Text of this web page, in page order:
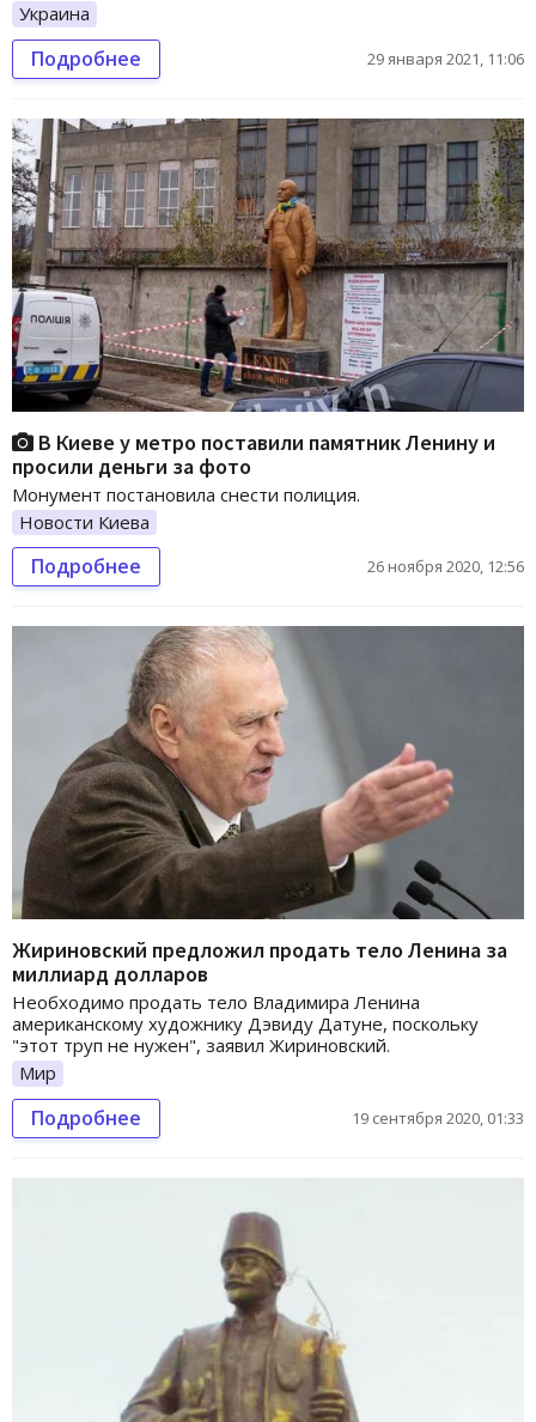
Украина
Подробнее 29 января 2021, 11:06
В Киеве у метро поставили памятник Ленину и
просили деньги за фото
Монумент постановила снести полиция.
Новости Киева
Подробнее 26 ноября 2020, 12:56
Жириновский предложил продать тело Ленина за
миллиард долларов
Необходимо продать тело Владимира Ленина
американскому художнику Дэвиду Датуне, поскольку
"этот труп не нужен", заявил Жириновский.
Мир
Подробнее 19 сентября 2020, 01:33